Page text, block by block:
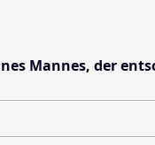
Mannes, der